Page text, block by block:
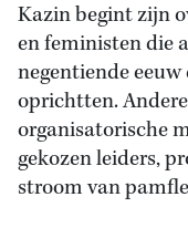
Kazin begint zijn
en feministen die
negentiende eeuw
oprichtten.
organisatorische
gekozen leiders,
stroom van